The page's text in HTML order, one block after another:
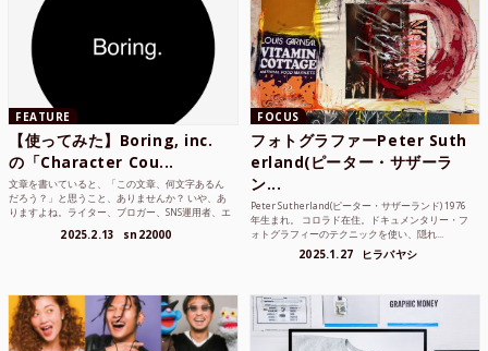
FEATURE
【使ってみた】Boring, inc.
の「Character Cou...
文章を書いていると、「この文章、何文字あるん
だろう？」と思うこと、ありませんか？ いや、あ
りますよね。ライター、ブロガー、SNS運用者、エ
2025.2.13 sn22000
FOCUS
フォトグラファーPeter Suth
erland(ピーター・サザーラ
ン...
Peter Sutherland(ピーター・サザーランド) 1976
年生まれ。 コロラド在住。ドキュメンタリー・フ
ォトグラフィーのテクニックを使い、隠れ...
2025.1.27 ヒラバヤシ